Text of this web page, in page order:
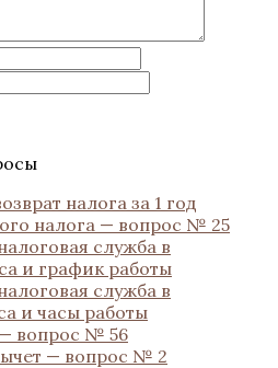
налога за 1 год
налога — вопрос № 25
служба в
и график работы
служба в
и часы работы
вопрос № 56
— вопрос № 2